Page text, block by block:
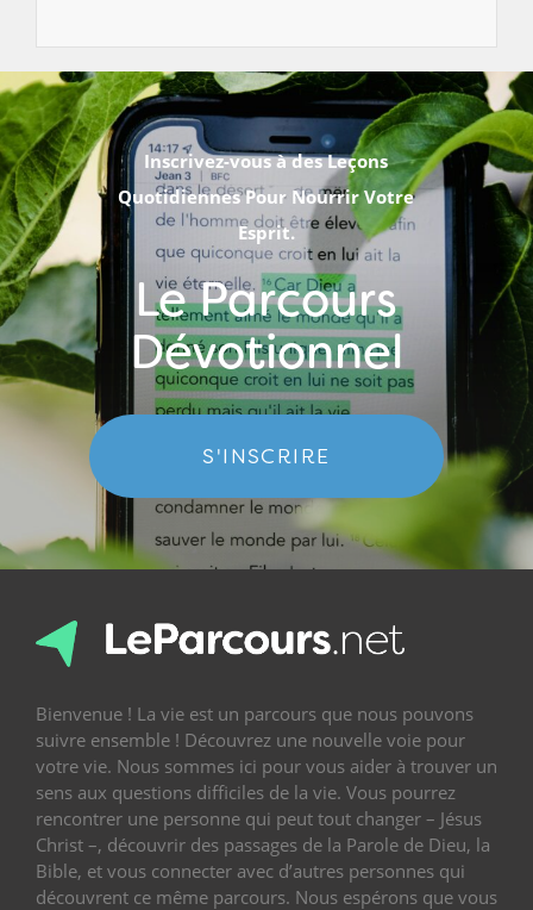
Inscrivez-vous à des Leçons
Quotidiennes Pour Nourrir Votre
Esprit.
Le Parcours
Dévotionnel
S'INSCRIRE
Bienvenue ! La vie est un parcours que nous pouvons
suivre ensemble ! Découvrez une nouvelle voie pour
votre vie. Nous sommes ici pour vous aider à trouver un
sens aux questions difficiles de la vie. Vous pourrez
rencontrer une personne qui peut tout changer – Jésus
Christ –, découvrir des passages de la Parole de Dieu, la
Bible, et vous connecter avec d’autres personnes qui
découvrent ce même parcours. Nous espérons que vous